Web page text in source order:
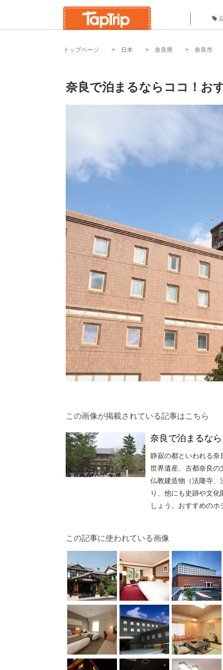
トップページ 日本 奈良県 奈良市
奈良で泊まるならココ！お
この画像が掲載されている記事はこちら
奈良で泊まるな
静寂の都といわれる奈
世界遺産、古都奈良の
仏教建造物（法隆寺、
り、他にも史跡や文
しょう。おすすめの
この記事に使われている画像